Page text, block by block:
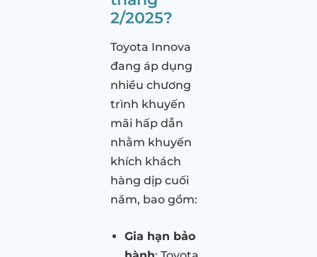
2/2025?
Toyota Innova
đang áp dụng
nhiều chương
trình khuyến
mãi hấp dẫn
nhằm khuyến
khích khách
hàng dịp cuối
năm, bao gồm:
Gia hạn bảo